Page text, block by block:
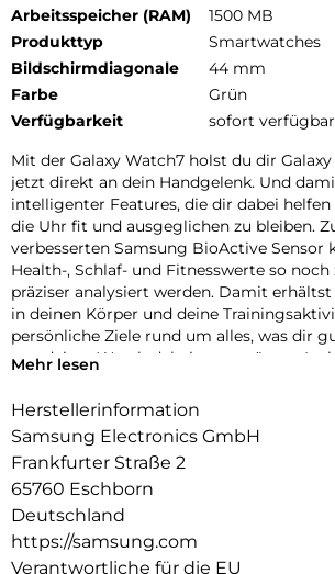
Arbeitsspeicher (RAM)
1500 MB
Produkttyp
Smartwatches
Bildschirmdiagonale
44 mm
Farbe
Grün
Verfügbarkeit
sofort verfügbar
Mit der Galaxy Watch7 holst du dir
jetzt direkt an dein Handgelenk. Und
intelligenter Features, die dir dabei
die Uhr fit und ausgeglichen zu bleiben.
verbesserten Samsung BioActive Sensor
Health-, Schlaf- und Fitnesswerte so
präziser analysiert werden. Damit
in deinen Körper und deine
persönliche Ziele rund um alles, was dir
von deiner Watch dabei unterstützen. Ist
täglichen Energiewert, der erweiterten
Funktionen ermittelt die Galaxy Watch7
Tagesform.
Obwohl die Galaxy Watch7 vollgepackt
Funktionen, liegt ihr Aluminium Gehäuse
und leicht an deinem Handgelenk. Zeitlos
Mehr lesen
Herstellerinformation
Samsung Electronics GmbH
Frankfurter Straße 2
65760 Eschborn
Deutschland
https://samsung.com
Verantwortliche für die EU